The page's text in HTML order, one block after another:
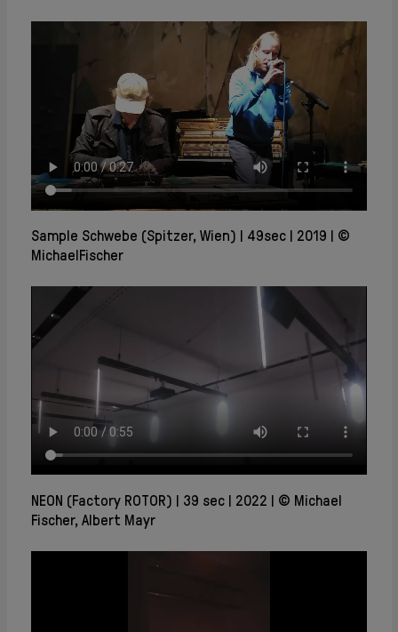
Sample Schwebe (Spitzer, Wien) 49sec 2019
©
MichaelFischer
NEON (Factory ROTOR) 39 sec 2022
© Michael
Fischer, Albert Mayr